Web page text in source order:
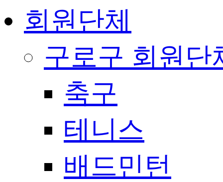
회원단체
구로구 회원단
축구
테니스
배드민턴